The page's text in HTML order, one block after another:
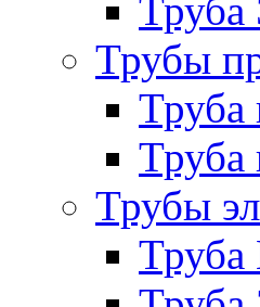
Трубы
Труба
Труба
Трубы